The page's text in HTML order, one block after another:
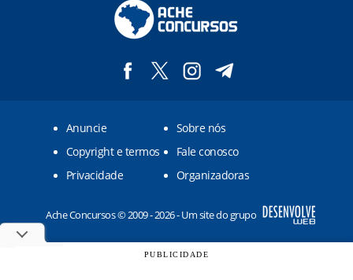
Anuncie
Sobre nós
Copyright e termos
Fale conosco
Privacidade
Organizadoras
Ache Concursos © 2009 - 2026 - Um site do grupo
PUBLICIDADE